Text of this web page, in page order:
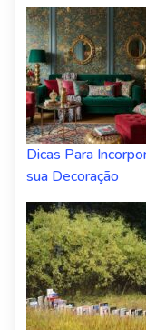
Dicas Para
sua Decoração